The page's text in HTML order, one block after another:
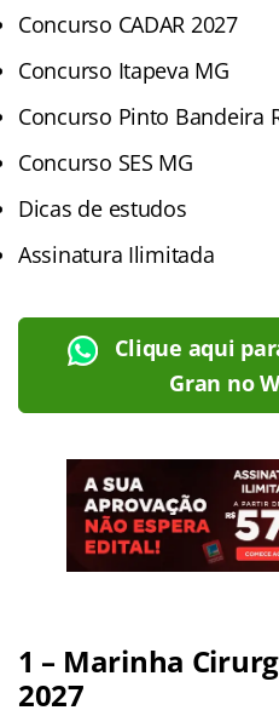
Concurso CADAR 2027
Concurso Itapeva MG
Concurso Pinto Bandeira
Concurso SES MG
Dicas de estudos
Assinatura Ilimitada
Clique aqui
Gran no
1 – Marinha
2027